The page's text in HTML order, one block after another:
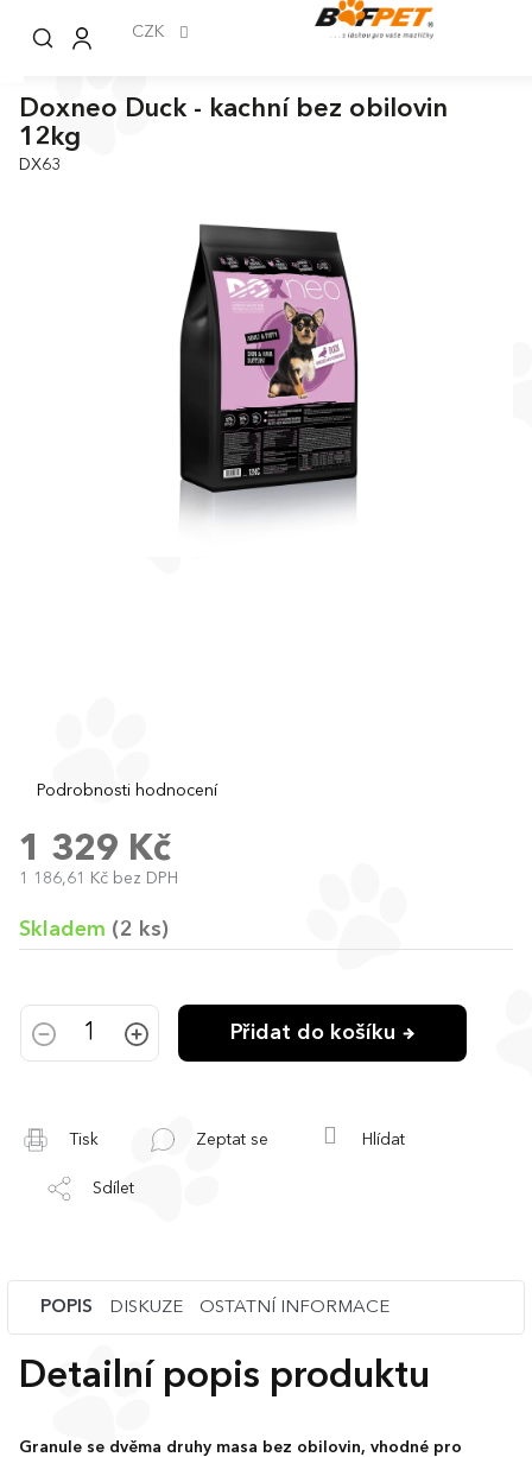
CZK
Doxneo Duck - kachní bez obilovin
12kg
DX63
Průměrné
produktu
0,0
5
hvězdiček.
Podrobnosti hodnocení
1 329 Kč
1 186,61 Kč bez DPH
Měrná
Skladem (2 ks)
Přidat do košíku
Tisk Zeptat se Hlídat
Sdílet
POPIS DISKUZE OSTATNÍ INFORMACE
Detailní popis produktu
Granule se dvěma druhy masa bez obilovin, vhodné pro